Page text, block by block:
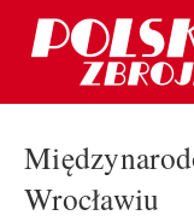
Wrocławiu